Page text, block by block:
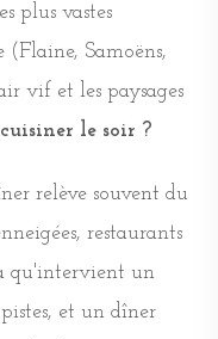
plus vastes
(Flaine, Samoëns,
vif et les paysages
le soir ?
relève souvent du
restaurants
qu'intervient un
et un dîner